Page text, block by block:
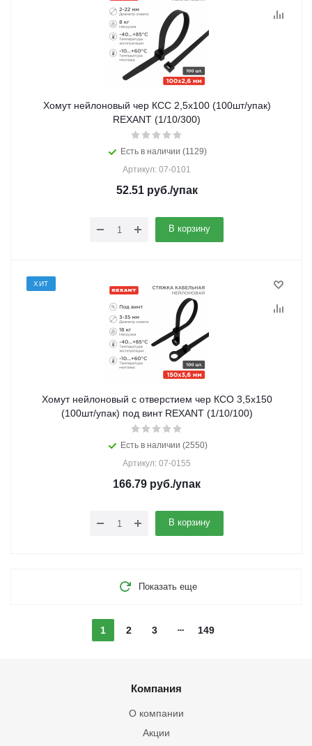
Хомут нейлоновый чер КСС 2,5х100 (100шт/упак)
REXANT (1/10/300)
Есть в наличии (1129)
Артикул: 07-0101
52.51руб./упак
В корзину
ХИТ
Хомут нейлоновый с отверстием чер КСО 3,5х150
(100шт/упак) под винт REXANT (1/10/100)
Есть в наличии (2550)
Артикул: 07-0155
166.79 руб./упак
В корзину
Показать еще
1 2 3 149
Компания
О компании
Акции